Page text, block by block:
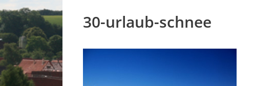
30-urlaub-schnee